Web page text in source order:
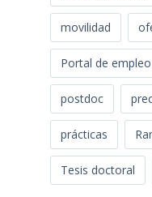
movilidad
Portal de
postdoc
prácticas
Tesis doctoral